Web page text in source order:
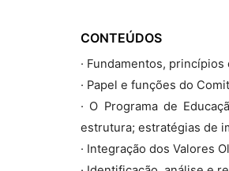
CONTEÚDOS
· Fundamentos,
· Papel e funções do
· O Programa de
estrutura; estratégias de
· Integração dos Valores